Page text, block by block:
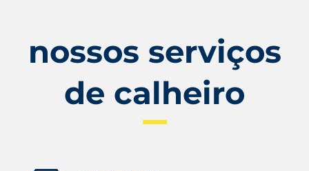
nossos serviços
de calheiro